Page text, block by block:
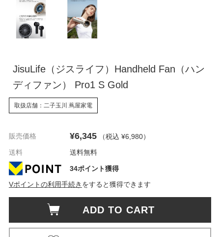
JisuLife（ジスライフ）Handheld Fan（ハン
ディファン） Pro1 S Gold
取扱店舗：二子玉川 蔦屋家電
販売価格 ¥6,345 （税込 ¥6,980）
送料
送料無料
34ポイント獲得
Vポイントの利用手続き をすると獲得できます
ADD TO CART